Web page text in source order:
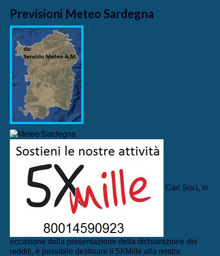
Previsioni Meteo Sardegna
Cari Soci, in
occasione della presentazione della dichiarazione dei
redditi, è possibile destinare il 5XMille alla nostra